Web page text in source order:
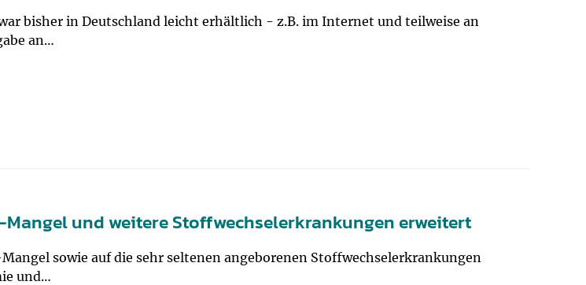
bisher in Deutschland leicht erhältlich - z.B. im Internet und teilweise an
an…
und weitere Stoffwechselerkrankungen erweitert
sowie auf die sehr seltenen angeborenen Stoffwechselerkrankungen
und…